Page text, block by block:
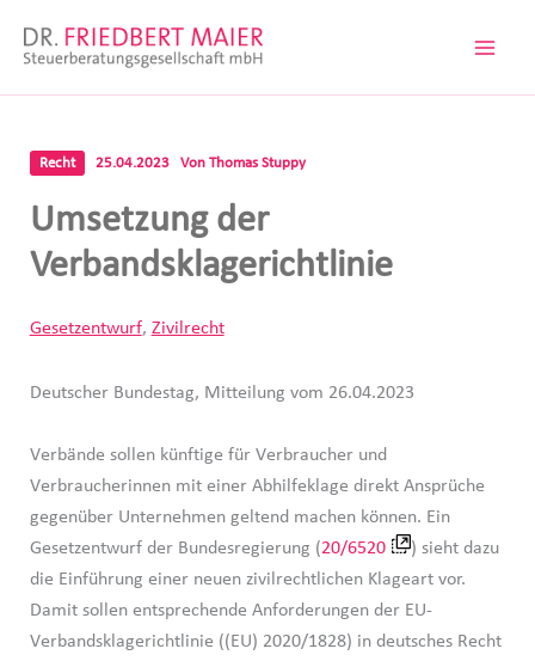
Inhalt
Recht 25.04.2023 Von Thomas Stuppy
Umsetzung der
Verbandsklagerichtlinie
Gesetzentwurf, Zivilrecht
Deutscher Bundestag, Mitteilung vom 26.04.2023
Verbände sollen künftige für Verbraucher und
Verbraucherinnen mit einer Abhilfeklage direkt Ansprüche
gegenüber Unternehmen geltend machen können. Ein
Gesetzentwurf der Bundesregierung (20/6520
) sieht dazu
die Einführung einer neuen zivilrechtlichen Klageart vor.
Damit sollen entsprechende Anforderungen der EU-
Verbandsklagerichtlinie ((EU) 2020/1828) in deutsches Recht